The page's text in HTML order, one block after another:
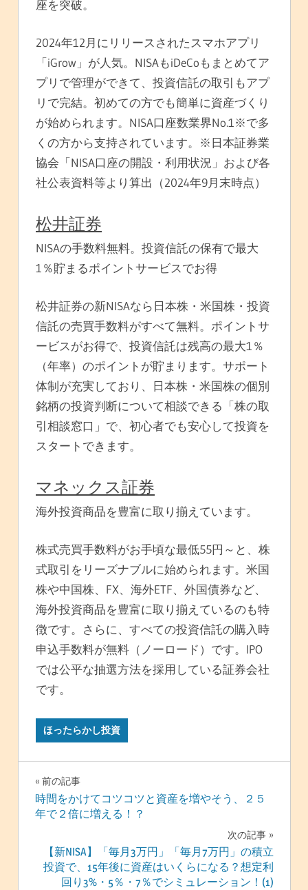
座を突破。
2024年12月にリリースされたスマホアプリ
「iGrow」が人気。NISAもiDeCoもまとめてア
プリで管理ができて、投資信託の取引もアプ
リで完結。初めての方でも簡単に資産づくり
が始められます。NISA口座数業界No.1※で多
くの方から支持されています。※日本証券業
協会「NISA口座の開設・利用状況」および各
社公表資料等より算出（2024年9月末時点）
松井証券
NISAの手数料無料。投資信託の保有で最大
1％貯まるポイントサービスでお得
松井証券の新NISAなら日本株・米国株・投資
信託の売買手数料がすべて無料。ポイントサ
ービスがお得で、投資信託は残高の最大1％
（年率）のポイントが貯まります。サポート
体制が充実しており、日本株・米国株の個別
銘柄の投資判断について相談できる「株の取
引相談窓口」で、初心者でも安心して投資を
スタートできます。
マネックス証券
海外投資商品を豊富に取り揃えています。
株式売買手数料がお手頃な最低55円～と、株
式取引をリーズナブルに始められます。米国
株や中国株、FX、海外ETF、外国債券など、
海外投資商品を豊富に取り揃えているのも特
徴です。さらに、すべての投資信託の購入時
申込手数料が無料（ノーロード）です。IPO
では公平な抽選方法を採用している証券会社
です。
ほったらかし投資
投
稿
ビ
前の記事
時間をかけてコツコツと資産を増やそう、２５
年で２倍に増える！？
次の記事
【新NISA】「毎月3万円」「毎月7万円」の積立
投資で、15年後に資産はいくらになる？想定利
回り3%・5％・7％でシミュレーション！(1)